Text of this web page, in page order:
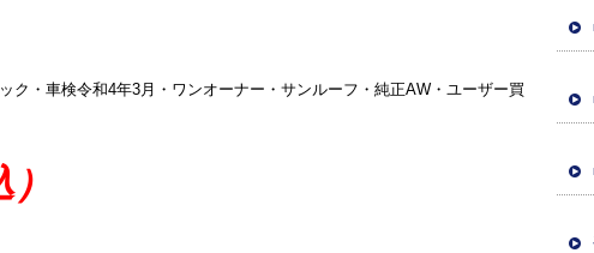
ク・車検令和4年3月・ワンオーナー・サンルーフ・純正AW・ユーザー買